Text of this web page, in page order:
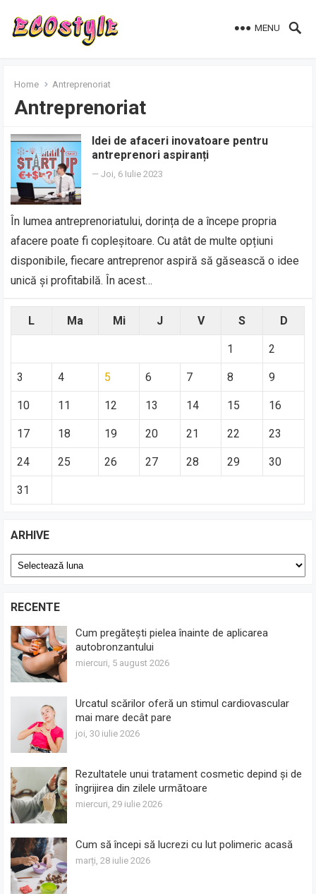
MENU
Home Antreprenoriat
Antreprenoriat
Idei de afaceri inovatoare pentru
antreprenori aspiranți
—Joi, 6 Iulie 2023
În lumea antreprenoriatului, dorința de a începe propria
afacere poate fi copleșitoare. Cu atât de multe opțiuni
disponibile, fiecare antreprenor aspiră să găsească o idee
unică și profitabilă. În acest…
L Ma Mi J V S D
1 2
3 4 5 6 7 8 9
10 11 12 13 14 15 16
17 18 19 20 21 22 23
24 25 26 27 28 29 30
31
ARHIVE
Arhive
RECENTE
Cum pregătești pielea înainte de aplicarea
autobronzantului
miercuri, 5 august 2026
Urcatul scărilor oferă un stimul cardiovascular
mai mare decât pare
joi, 30 iulie 2026
Rezultatele unui tratament cosmetic depind și de
îngrijirea din zilele următoare
miercuri, 29 iulie 2026
Cum să începi să lucrezi cu lut polimeric acasă
marți, 28 iulie 2026